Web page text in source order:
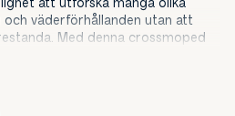
att utforska många olika
väderförhållanden utan att
Med denna crossmoped
körglädje på ett kompromisslöst
både på och utanför